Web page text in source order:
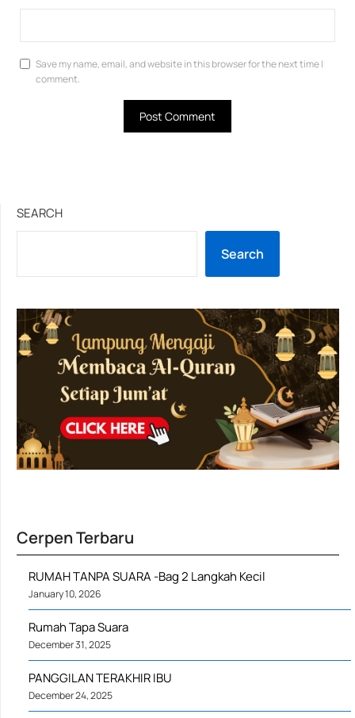
Save my name, email, and website in this browser for the next time I
comment.
SEARCH
Search
Cerpen Terbaru
RUMAH TANPA SUARA -Bag 2 Langkah Kecil
January 10, 2026
Rumah Tapa Suara
December 31, 2025
PANGGILAN TERAKHIR IBU
December 24, 2025